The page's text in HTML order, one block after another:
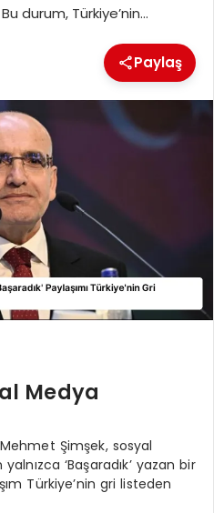
durum, Türkiye’nin…
Paylaş
Medya
Şimşek, sosyal
‘Başaradık’ yazan bir
Türkiye’nin gri listeden